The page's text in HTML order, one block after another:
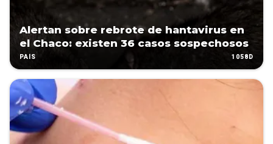
Alertan sobre rebrote de hantavirus en
el Chaco: existen 36 casos sospechosos
PAÍS 1058D